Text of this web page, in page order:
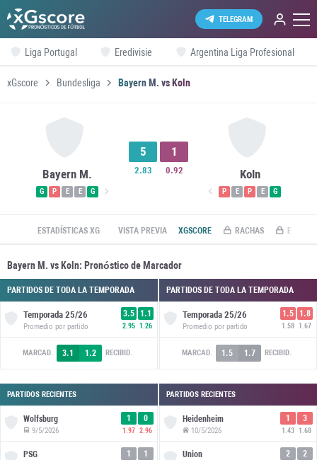
TELEGRAM
Liga Portugal Eredivisie Argentina Liga Profesional
xGscore Bundesliga Bayern M. vs Koln
Bayern M.
G P E E G
5
2.83
1
0.92 Koln
P E P E G
ESTADÍSTICAS XG VISTA PREVIA XGSCORE RACHAS
Bayern M. vs Koln: Pronóstico de Marcador
PARTIDOS DE TODA LA TEMPORADA
Temporada 25/26
Promedio por partido
3.5
2.95
1.1
1.26
MARCAD. 3.1 1.2 RECIBID.
PARTIDOS RECIENTES
Wolfsburg
9/5/2026
1
1.97
0
2.96
PSG 1 1
PARTIDOS DE TODA LA TEMPORADA
Temporada 25/26
Promedio por partido
1.5
1.58
1.8
1.67
MARCAD. 1.5 1.7 RECIBID.
PARTIDOS RECIENTES
Heidenheim
10/5/2026
1
1.43
3
1.68
Union 2 2